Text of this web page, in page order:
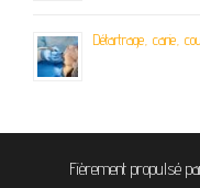
Détartrage, carie,
Fièrement propulsé